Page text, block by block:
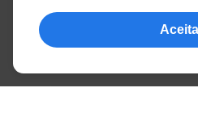
N
O P Q R S T
Z
© 2022, mais de 2